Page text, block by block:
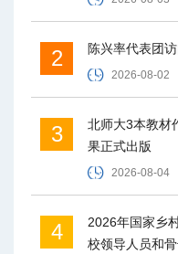
2 陈兴率代表团
2026-08-02
3
北师大3本教材
果正式出版
2026-08-04
4
2026年国家乡
校领导人员和